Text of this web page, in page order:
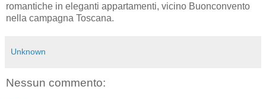
romantiche in eleganti appartamenti, vicino Buonconvento
nella campagna Toscana.
Unknown
Nessun commento: